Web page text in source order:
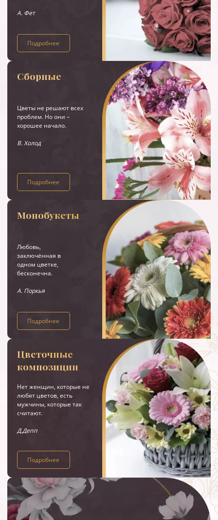
А. Фет
Подробнее
Сборные
Цветы не решают всех
проблем. Но они –
хорошее начало.
В. Холод
Подробнее
Монобукеты
Любовь,
заключённая в
одном цветке,
бесконечна.
А. Поркья
Подробнее
Цветочные
композиции
Нет женщин, которые не
любят цветов, есть
мужчины, которые так
считают.
Д.Депп
Подробнее